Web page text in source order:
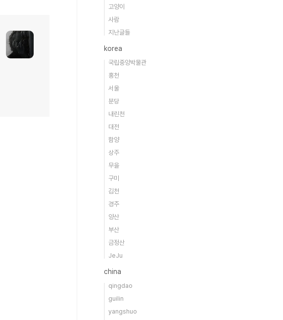
고양이
사람
지난글들
korea
국립중앙박물관
홍천
서울
분당
내린천
대전
함양
상주
무을
구미
김천
경주
양산
부산
금정산
JeJu
china
qingdao
guilin
yangshuo